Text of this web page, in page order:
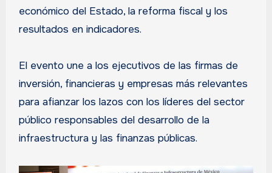
económico del Estado, la reforma fiscal y los
resultados en indicadores.
El evento une a los ejecutivos de las firmas de
inversión, financieras y empresas más relevantes
para afianzar los lazos con los líderes del sector
público responsables del desarrollo de la
infraestructura y las finanzas públicas.